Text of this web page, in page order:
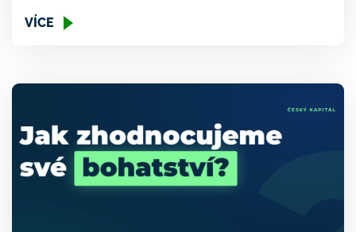
podnikat, dostal jsem radu: založ firmu ve Velké
VÍCE